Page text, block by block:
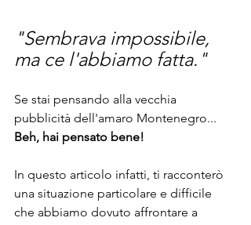
"Sembrava impossibile,
ma ce l'abbiamo fatta."
Se stai pensando alla vecchia
pubblicità dell'amaro Montenegro...
Beh, hai pensato bene!
In questo articolo infatti, ti racconterò
una situazione particolare e difficile
che abbiamo dovuto affrontare a